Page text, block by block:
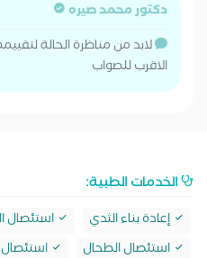
دكتور محمد صيره
لابد من مناظرة الحالة
الاقرب للصواب
الخدمات الطبية:
إعادة بناء الثدي
استئصال
استئصال الطحال
استئصال